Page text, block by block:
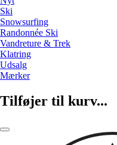
Ski
Snowsurfing
Randonnée Ski
Vandreture & Trek
Klatring
Udsalg
Mærker
Tilføjer til kurv...